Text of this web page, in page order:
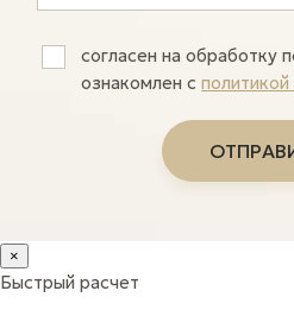
согласен на обработку
ознакомлен c
×
Быстрый расчет